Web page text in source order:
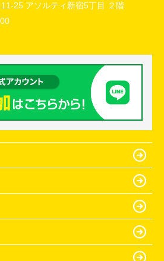
25 アソルティ新宿5丁目 ２階